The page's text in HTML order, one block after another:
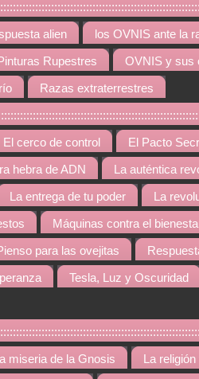
alien los OVNIS ante la
Rupestres OVNIS y sus
Razas extraterrestres
El cerco de control El Pacto
hebra de ADN La auténtica
La entrega de tu poder La
Máquinas contra el
para las ovejitas
Tesla, Luz y Oscuridad
La miseria de la Gnosis La